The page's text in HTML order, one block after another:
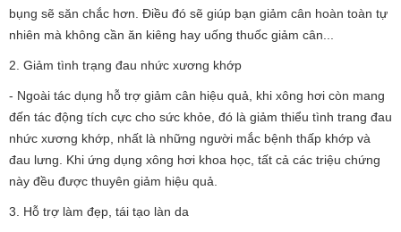
bụng sẽ săn chắc hơn. Điều đó sẽ giúp bạn giảm cân hoàn toàn tự
nhiên mà không cần ăn kiêng hay uống thuốc giảm cân...
2. Giảm tình trạng đau nhức xương khớp
- Ngoài tác dụng hỗ trợ giảm cân hiệu quả, khi xông hơi còn mang
đến tác động tích cực cho sức khỏe, đó là giảm thiểu tình trang đau
nhức xương khớp, nhất là những người mắc bệnh thấp khớp và
đau lưng. Khi ứng dụng xông hơi khoa học, tất cả các triệu chứng
này đều được thuyên giảm hiệu quả.
3. Hỗ trợ làm đẹp, tái tạo làn da